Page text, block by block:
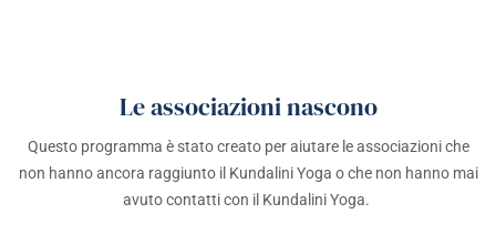
Le associazioni nascono
Questo programma è stato creato per aiutare le associazioni che
non hanno ancora raggiunto il Kundalini Yoga o che non hanno mai
avuto contatti con il Kundalini Yoga.